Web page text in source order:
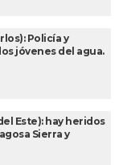
Policía y
jóvenes del agua.
Este): hay heridos
Sierra y